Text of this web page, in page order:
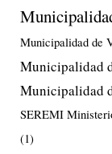
Municipalidad de
Municipalidad
Municipalidad
SEREMI
(1)